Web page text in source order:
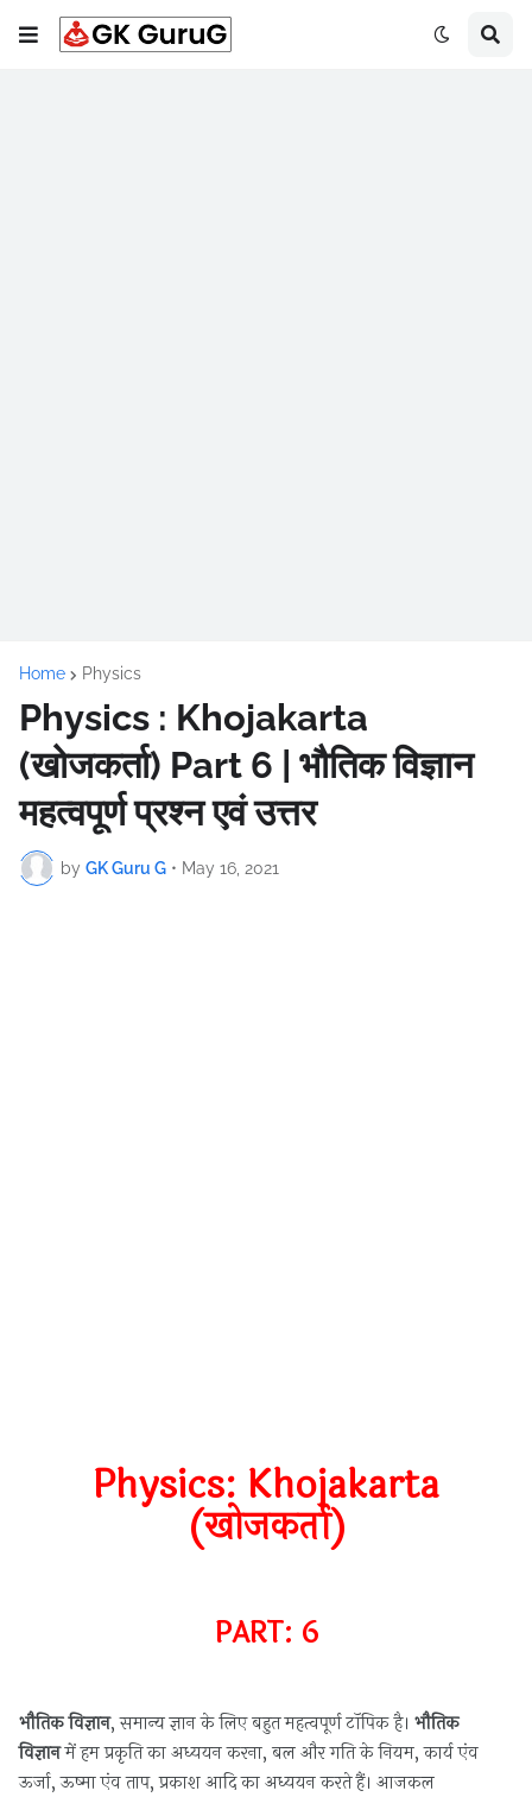
Home Physics
Physics : Khojakarta
(खोजकर्ता) Part 6 | भौतिक विज्ञान
महत्वपूर्ण प्रश्न एवं उत्तर
by GK Guru G • May 16, 2021
Physics: Khojakarta
(खोजकर्ता)
PART: 6
भौतिक विज्ञान, समान्य ज्ञान के लिए बहुत महत्वपूर्ण टॉपिक है। भौतिक
विज्ञानमें हम प्रकृति का अध्ययन करना, बल और गति के नियम, कार्य एंव
ऊर्जा, ऊष्मा एंव ताप, प्रकाश आदि का अध्ययन करते हैं। आजकल